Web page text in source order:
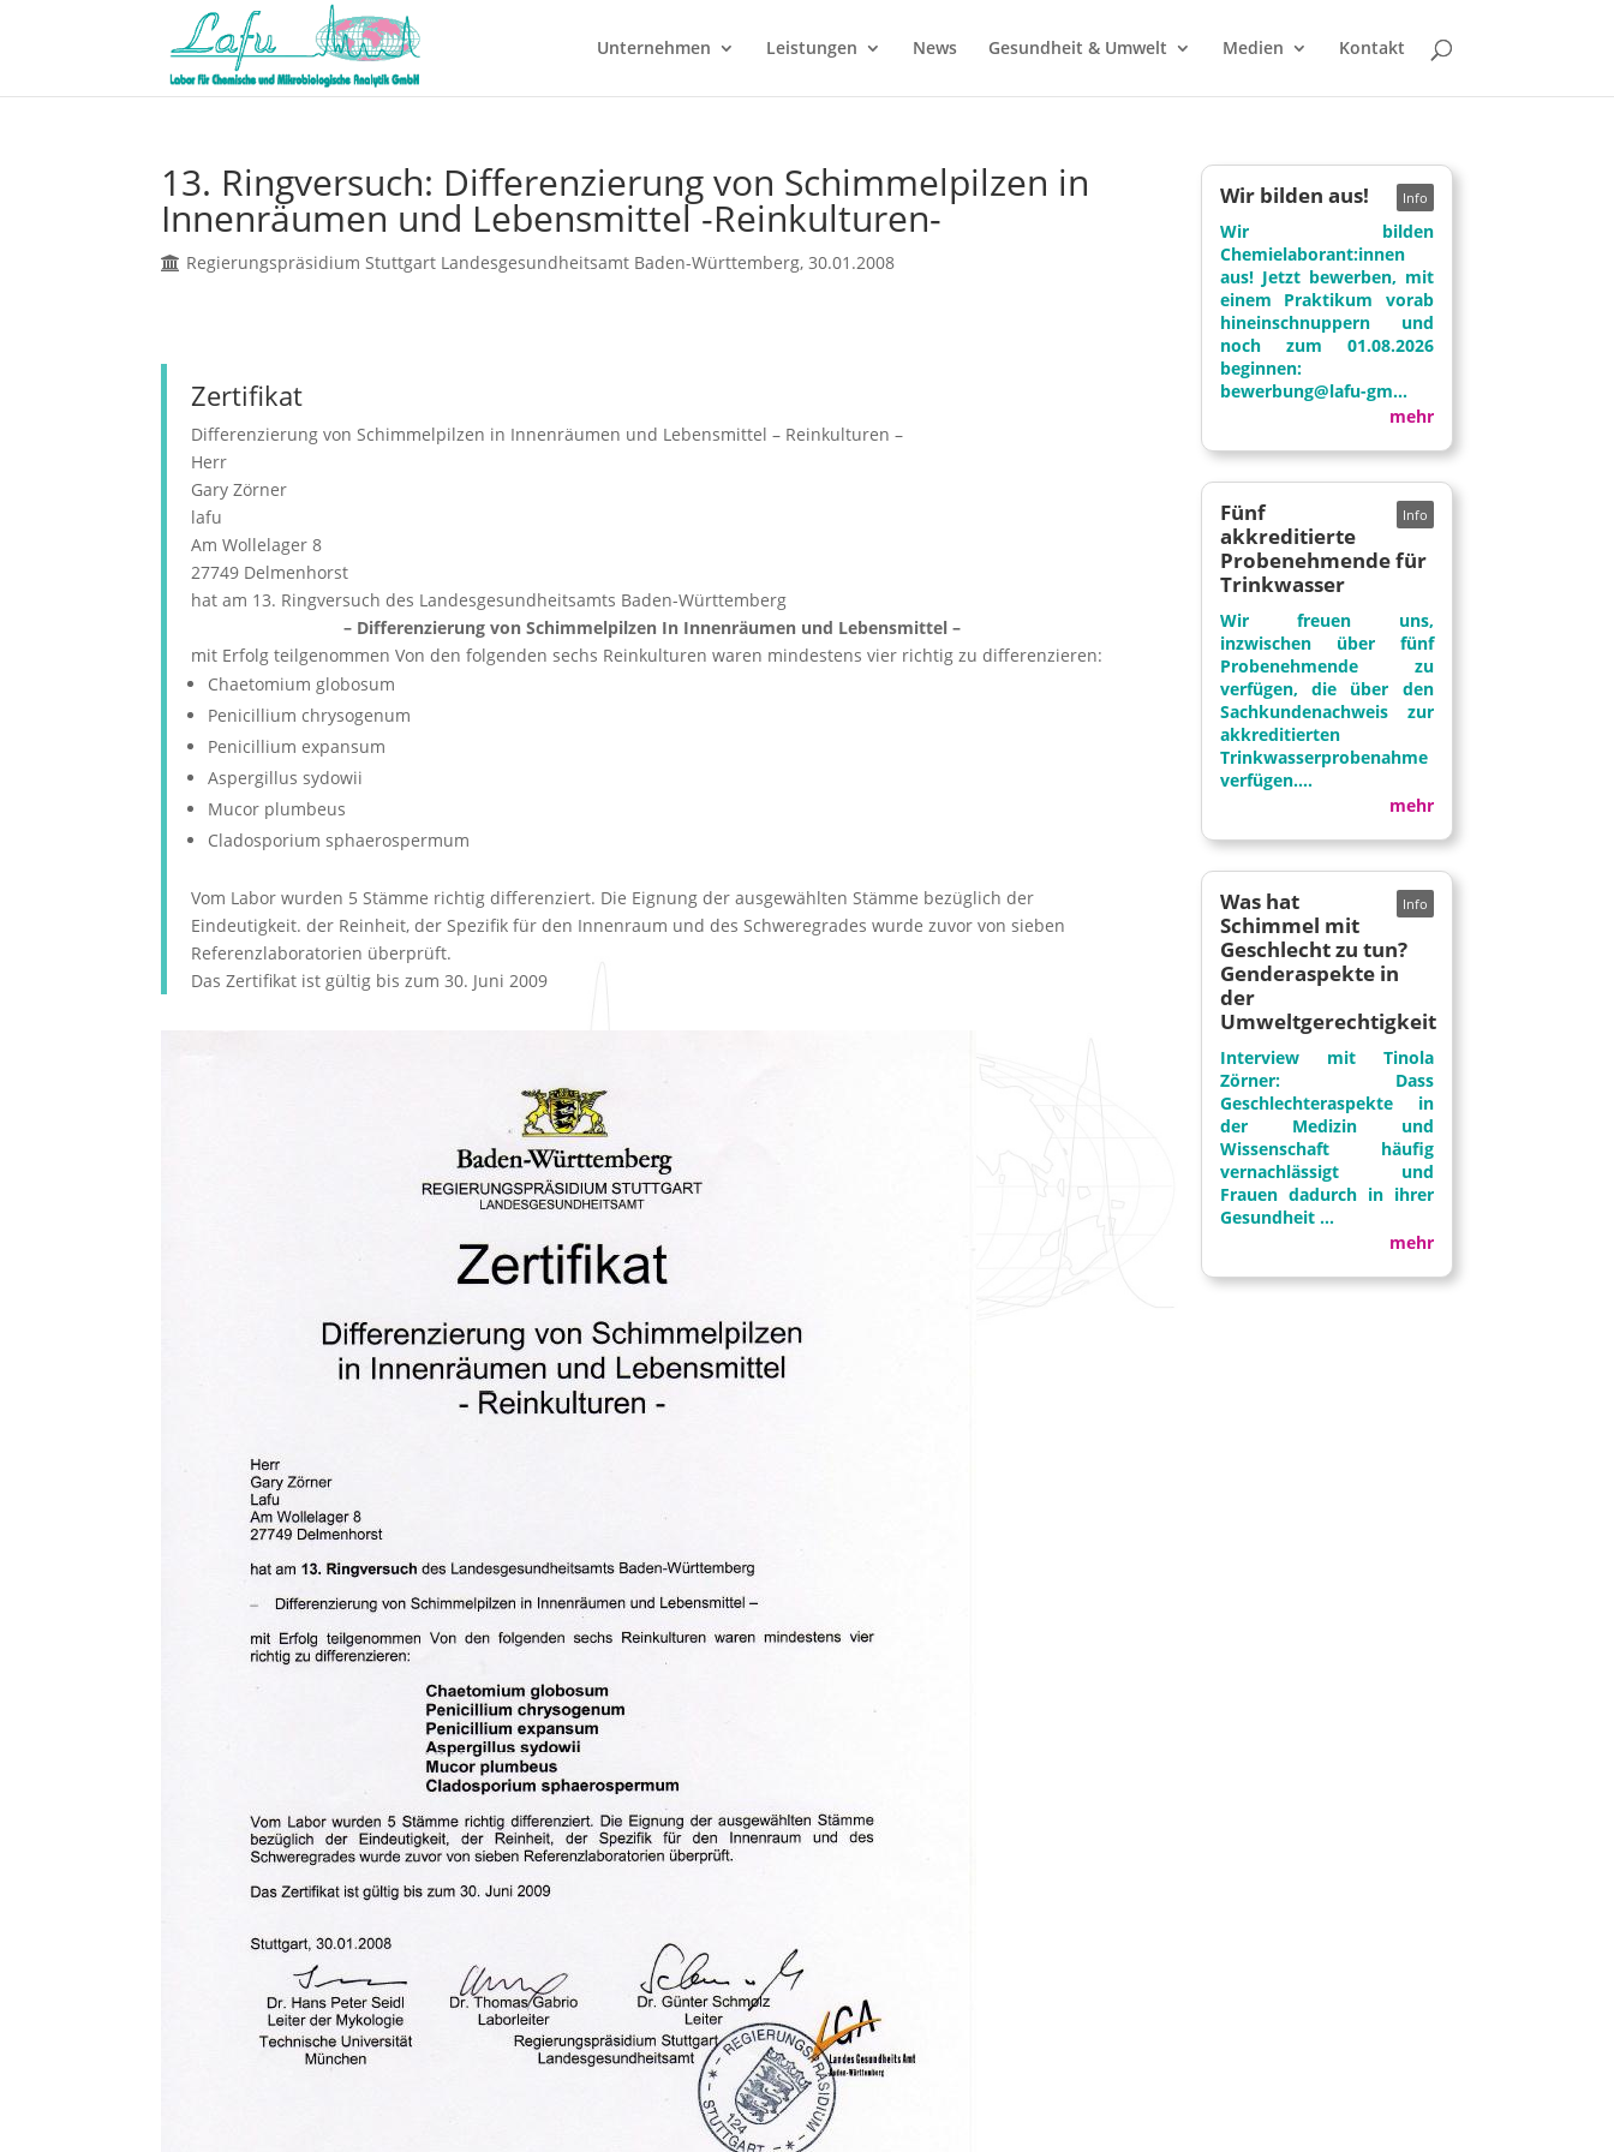
Unternehmen Leistungen News Gesundheit & Umwelt Medien Kontakt
13. Ringversuch: Differenzierung von Schimmelpilzen in
Innenräumen und Lebensmittel -Reinkulturen-
Regierungspräsidium Stuttgart Landesgesundheitsamt Baden-Württemberg, 30.01.2008
Zertifikat
Differenzierung von Schimmelpilzen in Innenräumen und Lebensmittel – Reinkulturen –
Herr
Gary Zörner
lafu
Am Wollelager 8
27749 Delmenhorst
hat am 13. Ringversuch des Landesgesundheitsamts Baden-Württemberg
– Differenzierung von Schimmelpilzen In Innenräumen und Lebensmittel –
mit Erfolg teilgenommen Von den folgenden sechs Reinkulturen waren mindestens vier richtig zu differenzieren:
Chaetomium globosum
Penicillium chrysogenum
Penicillium expansum
Aspergillus sydowii
Mucor plumbeus
Cladosporium sphaerospermum
Vom Labor wurden 5 Stämme richtig differenziert. Die Eignung der ausgewählten Stämme bezüglich der
Eindeutigkeit. der Reinheit, der Spezifik für den Innenraum und des Schweregrades wurde zuvor von sieben
Referenzlaboratorien überprüft.
Das Zertifikat ist gültig bis zum 30. Juni 2009
Wir bilden aus!
Wir bilden
Chemielaborant:innen
aus! Jetzt bewerben, mit
einem Praktikum vorab
hineinschnuppern und
noch zum 01.08.2026
beginnen:
bewerbung@lafu-gm...
mehr
Fünf
akkreditierte
Probenehmende für
Trinkwasser
Wir freuen uns,
inzwischen über fünf
Probenehmende zu
verfügen, die über den
Sachkundenachweis zur
akkreditierten
Trinkwasserprobenahme
verfügen....
mehr
Was hat
Schimmel mit
Geschlecht zu tun?
Genderaspekte in
der
Umweltgerechtigkeit
Interview mit Tinola
Zörner: Dass
Geschlechteraspekte in
der Medizin und
Wissenschaft häufig
vernachlässigt und
Frauen dadurch in ihrer
Gesundheit ...
mehr